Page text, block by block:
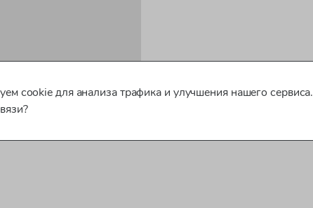
cookie для анализа трафика и улучшения нашего сервиса.